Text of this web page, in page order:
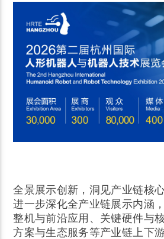
全景展示创新，洞见产业链核
进一步深化全产业链展示内涵
整机与前沿应用、关键硬件与
方案与生态服务等产业链上下